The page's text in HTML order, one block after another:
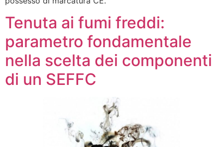
Tenuta ai fumi freddi:
parametro fondamentale
nella scelta dei componenti
di un SEFFC